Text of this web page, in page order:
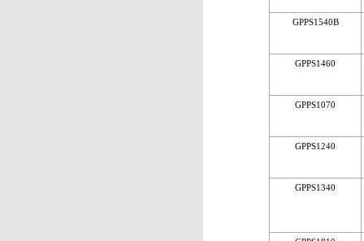
GPPS1540B
GPPS1460
GPPS1070
GPPS1240
GPPS1340